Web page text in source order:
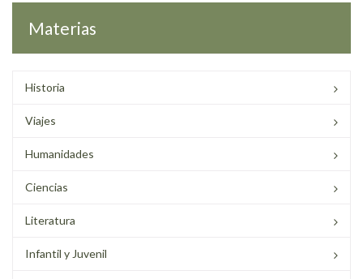
Materias
Historia
Viajes
Humanidades
Ciencias
Literatura
Infantil y Juvenil